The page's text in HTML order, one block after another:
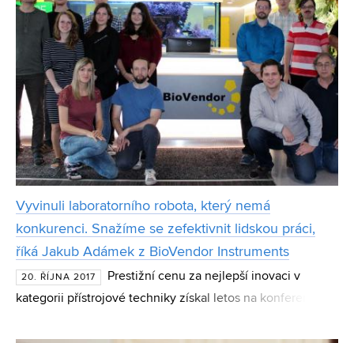
Vyvinuli laboratorního robota, který nemá
konkurenci. Snažíme se zefektivnit lidskou práci,
říká Jakub Adámek z BioVendor Instruments
20. ŘÍJNA 2017
Prestižní cenu za nejlepší inovaci v
kategorii přístrojové techniky získal letos na konferenci